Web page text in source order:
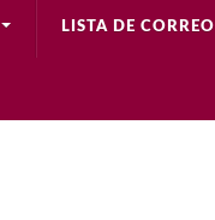
LISTA DE CORREO